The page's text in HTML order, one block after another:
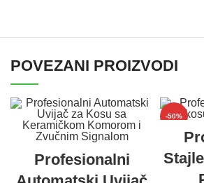
POVEZANI PROIZVODI
Profesionalni
-50%